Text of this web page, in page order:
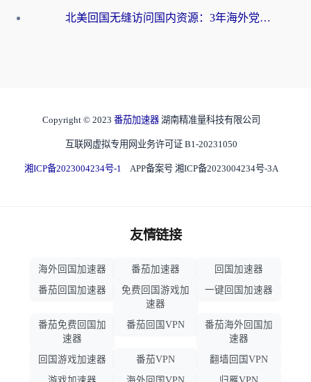
北美回国无缝访问国内资源：3年海外党亲测的加速器选择指南
Copyright © 2023 番茄加速器 湖南精准量科技有限公司
互联网虚拟专用网业务许可证 B1-20231050
湘ICP备2023004234号-1 APP备案号 湘ICP备2023004234号-3A
友情链接
海外回国加速器 番茄加速器
回国加速器
番茄回国加速器
免费回国游戏加
速器
一键回国加速器
番茄免费回国加
速器
番茄回国VPN
番茄海外回国加
速器
回国游戏加速器
番茄VPN
翻墙回国VPN